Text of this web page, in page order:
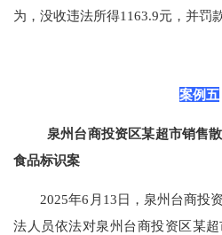
为，没收违法所得1163.9元，并
案例五
泉州台商投资区某超市销售
食品标识案
2025年6月13日，泉州台商投资
法人员依法对泉州台商投资区某